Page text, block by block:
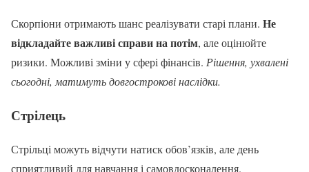
Скорпіони отримають шанс реалізувати старі плани. Не
відкладайте важливі справи на потім, але оцінюйте
ризики. Можливі зміни у сфері фінансів. Рішення, ухвалені
сьогодні, матимуть довгострокові наслідки.
Стрілець
Стрільці можуть відчути натиск обов’язків, але день
сприятливий для навчання і самовдосконалення.